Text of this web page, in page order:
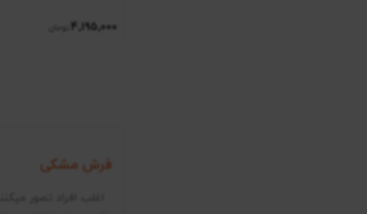
4٬195٬000
فرش مشکی